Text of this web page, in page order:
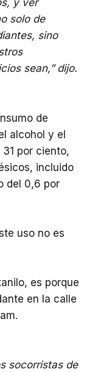
y ver
solo de
sino
sean,” dijo.
de
alcohol y el
por ciento,
incluido
del 0,6 por
uso no es
es porque
en la calle
socorristas de